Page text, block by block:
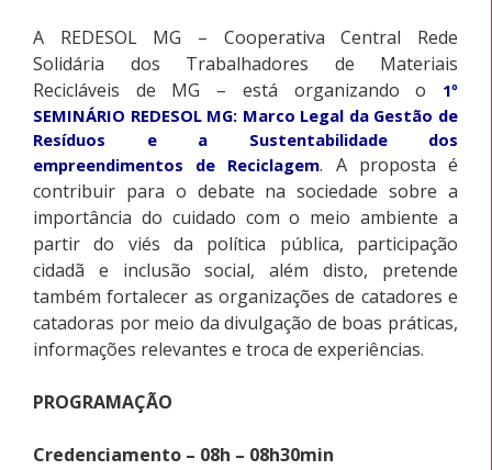
A REDESOL MG – Cooperativa Central Rede
Solidária dos Trabalhadores de Materiais
Recicláveis de MG – está organizando o 1º
SEMINÁRIO REDESOL MG: Marco Legal da Gestão de
Resíduos e a Sustentabilidade dos
empreendimentos de Reciclagem. A proposta é
contribuir para o debate na sociedade sobre a
importância do cuidado com o meio ambiente a
partir do viés da política pública, participação
cidadã e inclusão social, além disto, pretende
também fortalecer as organizações de catadores e
catadoras por meio da divulgação de boas práticas,
informações relevantes e troca de experiências.
PROGRAMAÇÃO
Credenciamento – 08h – 08h30min